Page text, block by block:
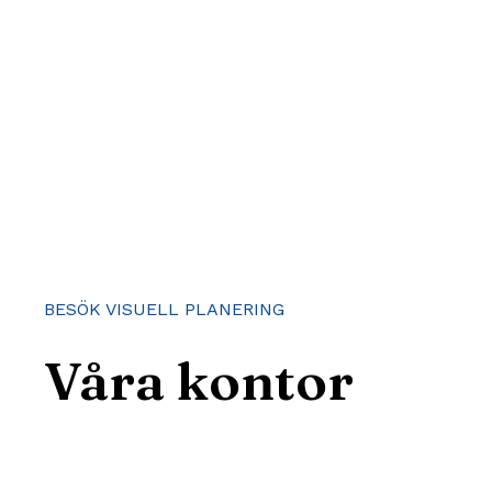
BESÖK VISUELL PLANERING
Våra kontor